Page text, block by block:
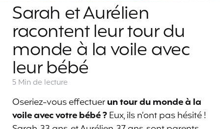
Sarah et Aurélien
racontent leur tour du
monde à la voile avec
leur bébé
5 Min de lecture
Oseriez-vous effectuerun tour du monde à la
voile avec votre bébé ?Eux, ils n’ont pas hésité !